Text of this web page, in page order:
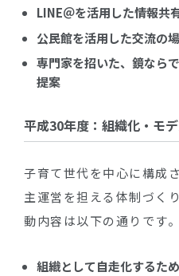
LINE＠を活用した情報共
公民館を活用した交流の
専門家を招いた、鏡なら
提案
平成30年度：組織化・モ
子育て世代を中心に構成
主運営を担える体制づく
動内容は以下の通りです。
組織として自走化するた